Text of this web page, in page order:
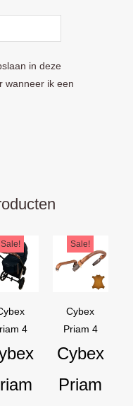
in deze
wanneer ik een
Sale!
4
Oorspronkelijke
prijs
was:
Huidige
prijs
is:
Sale!
Cybex
Priam 4
Cybex
Priam
prijs
was:
prijs
is: